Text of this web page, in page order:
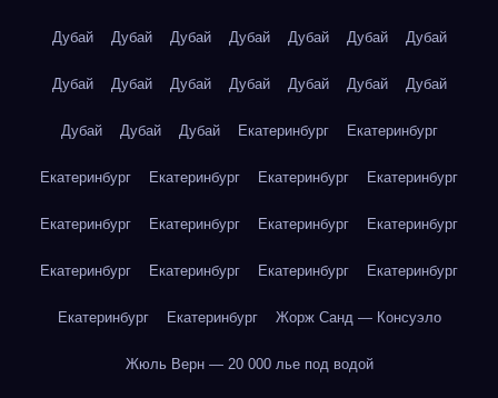
Дубай Дубай Дубай Дубай Дубай Дубай Дубай
Дубай Дубай Дубай Дубай Дубай Дубай Дубай
Дубай Дубай Дубай Екатеринбург Екатеринбург
Екатеринбург Екатеринбург Екатеринбург Екатеринбург
Екатеринбург Екатеринбург Екатеринбург Екатеринбург
Екатеринбург Екатеринбург Екатеринбург Екатеринбург
Екатеринбург Екатеринбург Жорж Санд — Консуэло
Жюль Верн — 20 000 лье под водой